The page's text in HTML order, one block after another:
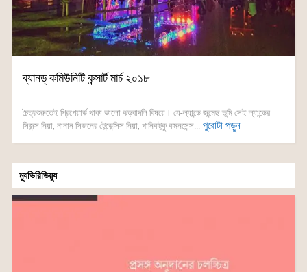
ব্যানড্ কমিউনিটি কন্সার্ট মার্চ ২০১৮
চৈত্রশুরুতেই প্রিপেয়ার্ড থাকা ভালো ঝড়বাদলি বিষয়ে। যে-ল্যান্ডে জন্মেছ তুমি সেই ল্যান্ডের
সিজন্স নিয়া, নানান সিজনের টেন্ডেন্সিস নিয়া, খানিকটুকু কমনসেন্স...
পুরোটা পড়ুন
ম্যুভিরিভিয়্যু